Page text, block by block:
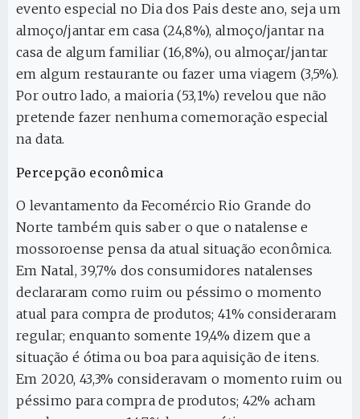
evento especial no Dia dos Pais deste ano, seja um
almoço/jantar em casa (24,8%), almoço/jantar na
casa de algum familiar (16,8%), ou almoçar/jantar
em algum restaurante ou fazer uma viagem (3,5%).
Por outro lado, a maioria (53,1%) revelou que não
pretende fazer nenhuma comemoração especial
na data.
Percepção econômica
O levantamento da Fecomércio Rio Grande do
Norte também quis saber o que o natalense e
mossoroense pensa da atual situação econômica.
Em Natal, 39,7% dos consumidores natalenses
declararam como ruim ou péssimo o momento
atual para compra de produtos; 41% consideraram
regular; enquanto somente 19,4% dizem que a
situação é ótima ou boa para aquisição de itens.
Em 2020, 43,3% consideravam o momento ruim ou
péssimo para compra de produtos; 42% acham